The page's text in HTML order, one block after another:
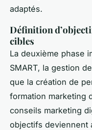
adaptés.
Définition
cibles
La deuxième phase
SMART, la gestion
que la création de
formation marketing
conseils marketing
objectifs deviennent